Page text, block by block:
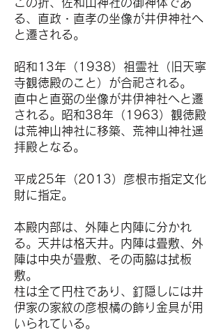
この折、佐和山神社の御神体であ
る、直政・直孝の坐像が井伊神社へ
と遷される。
昭和13年（1938）祖霊社（旧天寧
寺観徳殿のこと）が合祀される。
直中と直弼の坐像が井伊神社へと遷
される。昭和38年（1963）観徳殿
は荒神山神社に移築、荒神山神社遥
拝殿となる。
平成25年（2013）彦根市指定文化
財に指定。
本殿内部は、外陣と内陣に分かれ
る。天井は格天井。内陣は畳敷、外
陣は中央が畳敷、その両脇は拭板
敷。
柱は全て円柱であり、釘隠しには井
伊家の家紋の彦根橘の飾り金具が用
いられている。